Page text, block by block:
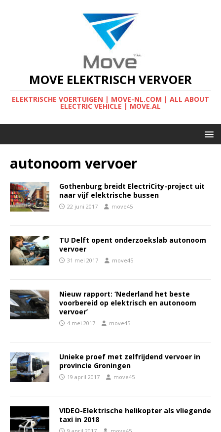
MOVE ELEKTRISCH VERVOER
ELEKTRISCHE VOERTUIGEN | MOVE-NL.COM | ALL ABOUT
ELECTRIC VEHICLE | MOVE.AL
autonoom vervoer
Gothenburg breidt ElectriCity-project uit
naar vijf elektrische bussen
22 juni 2017 move45
TU Delft opent onderzoekslab autonoom
vervoer
31 mei 2017 move45
Nieuw rapport: ‘Nederland het beste
voorbereid op elektrisch en autonoom
vervoer’
4 mei 2017 move45
Unieke proef met zelfrijdend vervoer in
provincie Groningen
19 april 2017 move45
VIDEO-Elektrische helikopter als vliegende
taxi in 2018